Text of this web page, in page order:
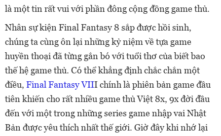
là một tin rất vui với phần đông cộng đồng game thủ.
Nhân sự kiện Final Fantasy 8 sắp được hồi sinh,
chúng ta cùng ôn lại những kỷ niệm về tựa game
huyền thoại đã từng gắn bó với tuổi thơ của biết bao
thế hệ game thủ. Có thể khẳng định chắc chắn một
điều, Final Fantasy VIII chính là phiên bản game đầu
tiên khiến cho rất nhiều game thủ Việt 8x, 9x đời đầu
đến với một trong những series game nhập vai Nhật
Bản được yêu thích nhất thế giới. Giờ đây khi nhớ lại